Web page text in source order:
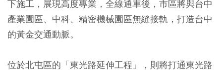
下施工，展現高度專業，全線通車後，市區將與台中
產業園區、中科、精密機械園區無縫接軌，打造台中
的黃金交通動脈。
位於北屯區的「東光路延伸工程」，則將打通東光路